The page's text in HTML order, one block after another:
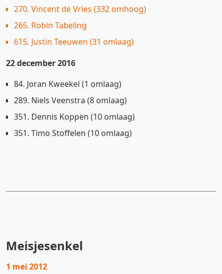
270. Vincent de Vries (332 omhoog)
265. Robin Tabeling
615. Justin Teeuwen (31 omlaag)
22 december 2016
84. Joran Kweekel (1 omlaag)
289. Niels Veenstra (8 omlaag)
351. Dennis Koppen (10 omlaag)
351. Timo Stoffelen (10 omlaag)
Meisjesenkel
1 mei 2012